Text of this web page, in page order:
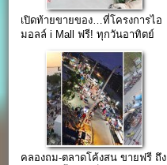
เปิดท้ายขายของ…ที่โครงการไอ
มอลล์ i Mall ฟรี! ทุกวันอาทิตย์
คลองถม-ตลาดโค้งสน ขายฟรี ถึง